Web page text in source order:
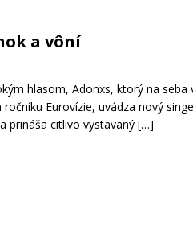
Anity Soul
a vôní
hlasom, Adonxs, ktorý na seba
Eurovízie, uvádza nový
prináša citlivo vystavaný […]